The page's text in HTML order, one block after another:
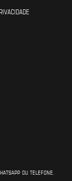
OU TELEFONE.